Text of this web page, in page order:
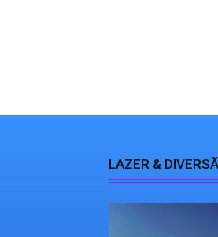
LAZER &